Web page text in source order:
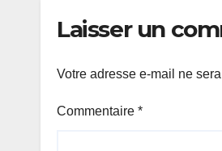
Laisser un
Votre adresse e-mail ne
Commentaire *